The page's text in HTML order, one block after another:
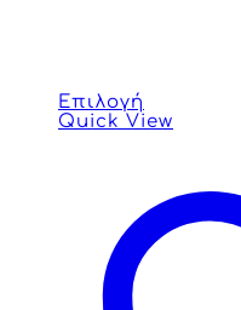
Επιλογή
Quick View